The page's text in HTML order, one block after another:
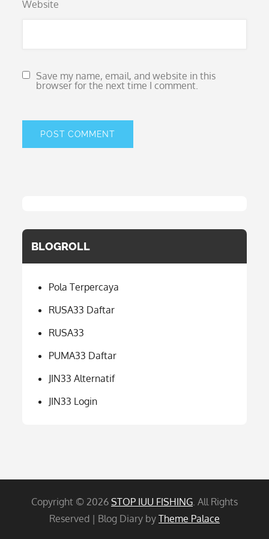
Website
Save my name, email, and website in this
browser for the next time I comment.
BLOGROLL
Pola Terpercaya
RUSA33 Daftar
RUSA33
PUMA33 Daftar
JIN33 Alternatif
JIN33 Login
Copyright © 2026 STOP IUU FISHING. All Rights
Reserved | Blog Diary by Theme Palace